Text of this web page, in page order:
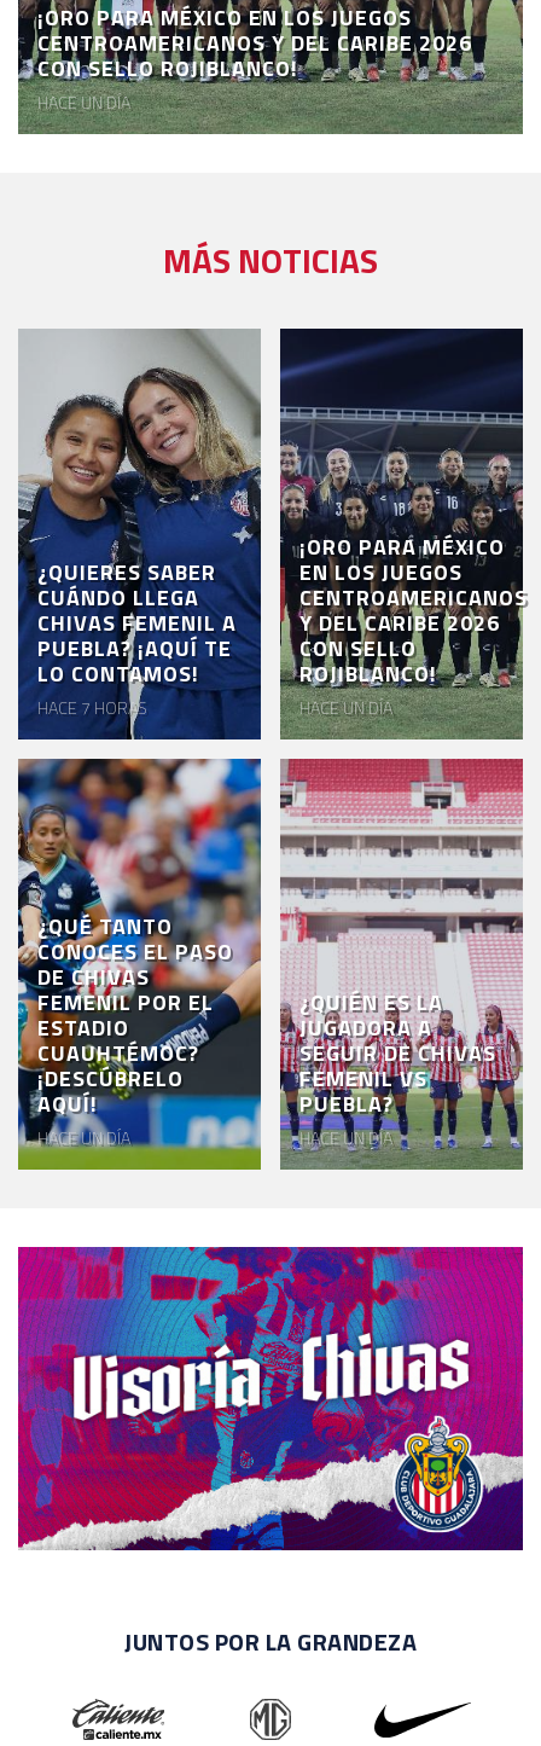
¡ORO PARA MÉXICO EN LOS JUEGOS
CENTROAMERICANOS Y DEL CARIBE 2026
CON SELLO ROJIBLANCO!
HACE UN DÍA
MÁS NOTICIAS
¿QUIERES SABER
CUÁNDO LLEGA
CHIVAS FEMENIL A
PUEBLA? ¡AQUÍ TE
LO CONTAMOS!
HACE 7 HORAS
¡ORO PARA MÉXICO
EN LOS JUEGOS
CENTROAMERICANOS
Y DEL CARIBE 2026
CON SELLO
ROJIBLANCO!
HACE UN DÍA
¿QUÉ TANTO
CONOCES EL PASO
DE CHIVAS
FEMENIL POR EL
ESTADIO
CUAUHTÉMOC?
¡DESCÚBRELO
AQUÍ!
HACE UN DÍA
¿QUIÉN ES LA
JUGADORA A
SEGUIR DE CHIVAS
FEMENIL VS
PUEBLA?
HACE UN DÍA
JUNTOS POR LA GRANDEZA